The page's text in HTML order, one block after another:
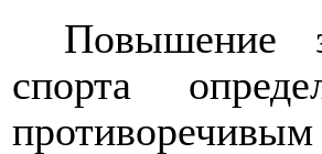
Повышение
спорта